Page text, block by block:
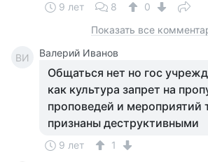
9 лет 8
0
Показать все
ВИ Валерий Иванов
Общаться нет но гос
как культура запрет на
проповедей и мероприятий
признаны деструктивными
9 лет
1